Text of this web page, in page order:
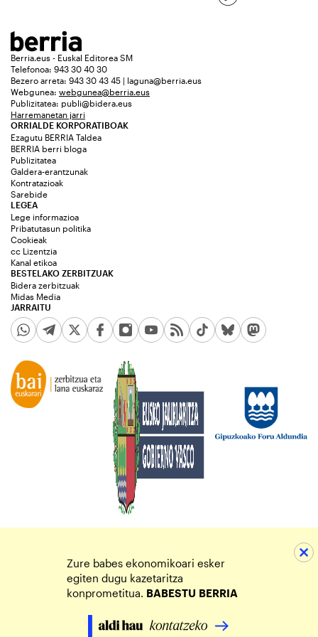
Berria.eus - Euskal Editorea SM
Telefonoa: 943 30 40 30
Bezero arreta: 943 30 43 45 | laguna@berria.eus
Webgunea: webgunea@berria.eus
Publizitatea: publi@bidera.eus
Harremanetan jarri
ORRIALDE KORPORATIBOAK
Ezagutu BERRIA Taldea
BERRIA berri bloga
Publizitatea
Galdera-erantzunak
Kontratazioak
Sarebide
JARRAITU
LEGEA
Lege informazioa
Pribatutasun politika
Cookieak
cc Lizentzia
Kanal etikoa
BESTELAKO ZERBITZUAK
Bidera zerbitzuak
Midas Media
Zure babes ekonomikoari esker
egiten dugu kazetaritza
konprometitua. BABESTU BERRIA